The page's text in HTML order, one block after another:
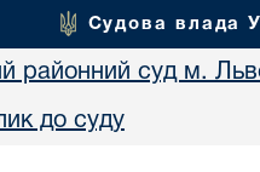
Судова влада
районний суд м.
до суду